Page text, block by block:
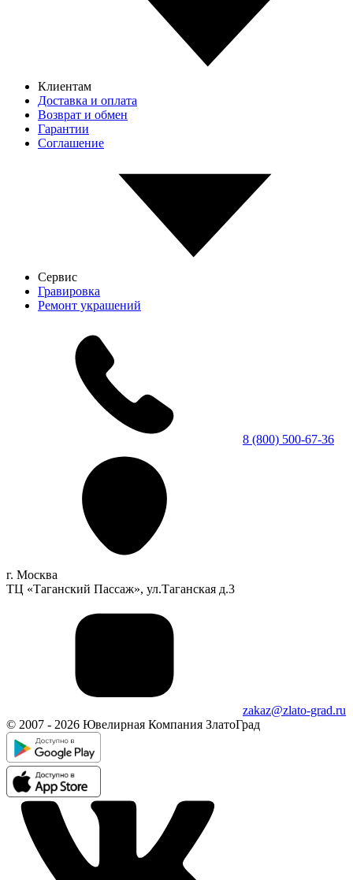
Клиентам
Доставка и оплата
Возврат и обмен
Гарантии
Соглашение
Сервис
Гравировка
Ремонт украшений
8 (800) 500-67-36
г. Москва
ТЦ «Таганский Пассаж», ул.Таганская д.3
zakaz@zlato-grad.ru
© 2007 - 2026 Ювелирная Компания ЗлатоГрад